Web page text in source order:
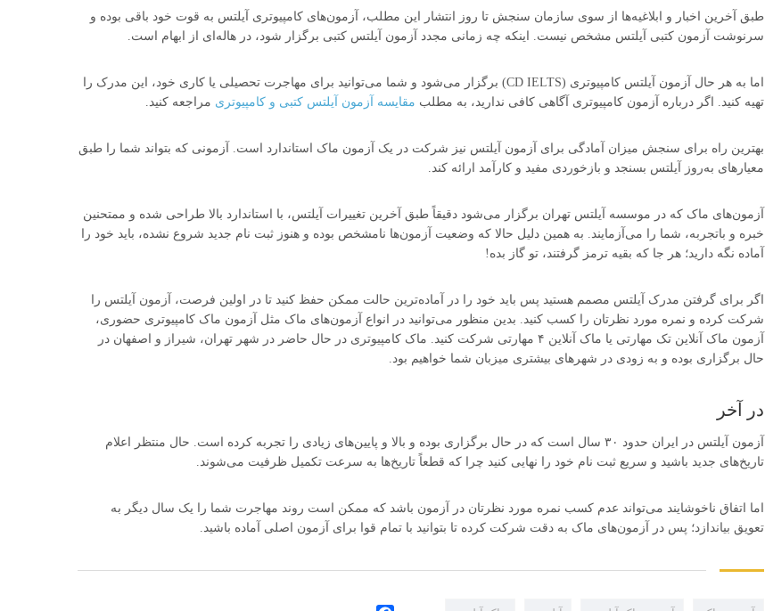
طبق آخرین اخبار و ابلاغیه‌ها از سوی سازمان سنجش تا روز انتشار این مطلب، آزمون‌های کامپیوتری آیلتس به قوت خود باقی بوده و
سرنوشت آزمون کتبی آیلتس مشخص نیست. اینکه چه زمانی مجدد آزمون آیلتس کتبی برگزار شود، در هاله‌ای از ابهام است.
اما به هر حال آزمون آیلتس کامپیوتری (CD IELTS) برگزار می‌شود و شما می‌توانید برای مهاجرت تحصیلی یا کاری خود، این مدرک را
تهیه کنید. اگر درباره آزمون کامپیوتری آگاهی کافی ندارید، به مطلب مقایسه آزمون آیلتس کتبی و کامپیوتری مراجعه کنید.
بهترین راه برای سنجش میزان آمادگی برای آزمون آیلتس نیز شرکت در یک آزمون ماک استاندارد است. آزمونی که بتواند شما را طبق
معیارهای به‌روز آیلتس بسنجد و بازخوردی مفید و کارآمد ارائه کند.
آزمون‌های ماک که در موسسه آیلتس تهران برگزار می‌شود دقیقاً طبق آخرین تغییرات آیلتس، با استاندارد بالا طراحی شده و ممتحنین
خبره و باتجربه، شما را می‌آزمایند. به همین دلیل حالا که وضعیت آزمون‌ها نامشخص بوده و هنوز ثبت نام جدید شروع نشده، باید خود را
آماده نگه دارید؛ هر جا که بقیه ترمز گرفتند، تو گاز بده!
اگر برای گرفتن مدرک آیلتس مصمم هستید پس باید خود را در آماده‌ترین حالت ممکن حفظ کنید تا در اولین فرصت، آزمون آیلتس را
شرکت کرده و نمره مورد نظرتان را کسب کنید. بدین منظور می‌توانید در انواع آزمون‌های ماک مثل آزمون ماک کامپیوتری حضوری،
آزمون ماک آنلاین تک مهارتی یا ماک آنلاین ۴ مهارتی شرکت کنید. ماک کامپیوتری در حال حاضر در شهر تهران، شیراز و اصفهان در
حال برگزاری بوده و به زودی در شهرهای بیشتری میزبان شما خواهیم بود.
در آخر
آزمون آیلتس در ایران حدود ۳۰ سال است که در حال برگزاری بوده و بالا و پایین‌های زیادی را تجربه کرده است. حال منتظر اعلام
تاریخ‌های جدید باشید و سریع ثبت نام خود را نهایی کنید چرا که قطعاً تاریخ‌ها به سرعت تکمیل ظرفیت می‌شوند.
اما اتفاق ناخوشایند می‌تواند عدم کسب نمره مورد نظرتان در آزمون باشد که ممکن است روند مهاجرت شما را یک سال دیگر به
تعویق بیاندازد؛ پس در آزمون‌های ماک به دقت شرکت کرده تا بتوانید با تمام قوا برای آزمون اصلی آماده باشید.